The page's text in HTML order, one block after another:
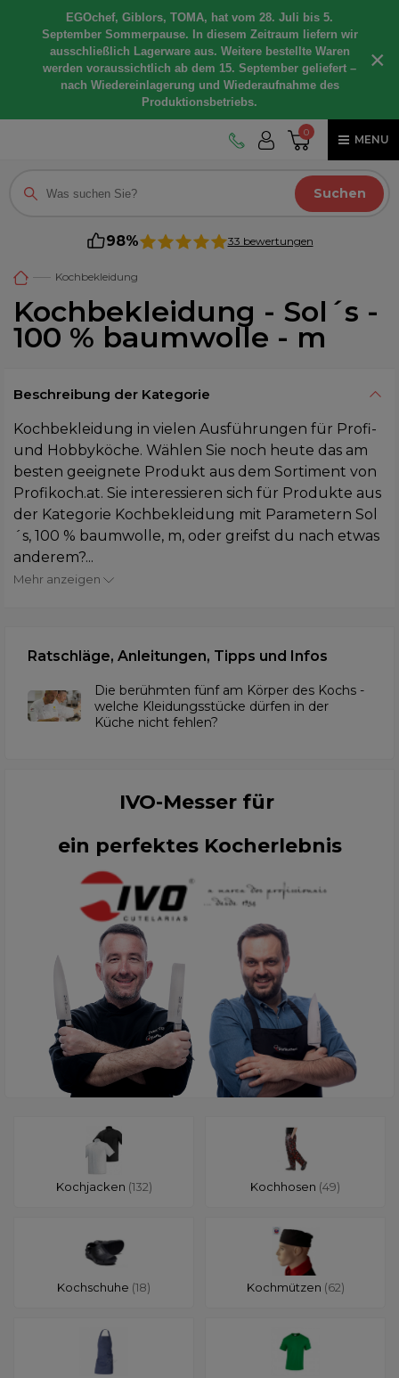
EGOchef, Giblors, TOMA, hat vom 28. Juli bis 5.
September Sommerpause. In diesem Zeitraum liefern wir
ausschließlich Lagerware aus. Weitere bestellte Waren
werden voraussichtlich ab dem 15. September geliefert –
nach Wiedereinlagerung und Wiederaufnahme des
Produktionsbetriebs.
×
0
MENU
Suchen
98% 33 bewertungen
Kochbekleidung
Kochbekleidung - Sol´s -
100 % baumwolle - m
Beschreibung der Kategorie
Kochbekleidung in vielen Ausführungen für Profi-
und Hobbyköche. Wählen Sie noch heute das am
besten geeignete Produkt aus dem Sortiment von
Profikoch.at. Sie interessieren sich für Produkte aus
der Kategorie Kochbekleidung mit Parametern Sol
´s, 100 % baumwolle, m, oder greifst du nach etwas
anderem?...
Mehr anzeigen
Ratschläge, Anleitungen, Tipps und Infos
Die berühmten fünf am Körper des Kochs -
welche Kleidungsstücke dürfen in der
Küche nicht fehlen?
IVO-Messer für
ein perfektes Kocherlebnis
Kochjacken (132) Kochhosen (49)
Kochschuhe (18) Kochmützen (62)